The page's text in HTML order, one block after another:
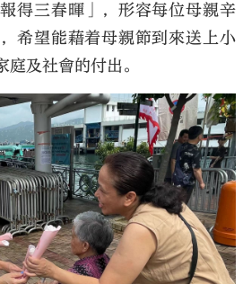
得三春暉」，形容每位母親辛
希望能藉着母親節到來送上小
及社會的付出。